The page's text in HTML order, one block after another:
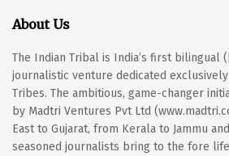
About Us
The Indian Tribal is India’s first bilingual
journalistic venture dedicated
Tribes. The ambitious, game-changer
by Madtri Ventures Pvt Ltd
East to Gujarat, from Kerala to Jammu
seasoned journalists bring to the fore